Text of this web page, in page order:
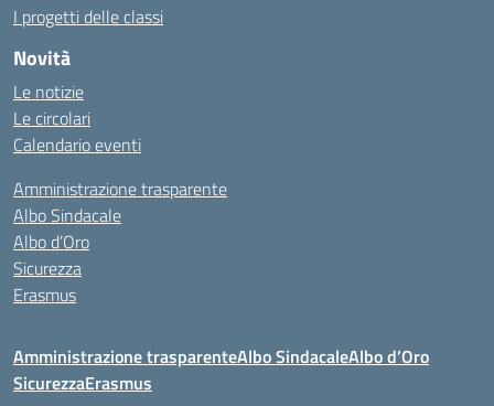
I progetti delle classi
Novità
Le notizie
Le circolari
Calendario eventi
Amministrazione trasparente
Albo Sindacale
Albo d’Oro
Sicurezza
Erasmus
Amministrazione trasparenteAlbo SindacaleAlbo d’Oro
SicurezzaErasmus